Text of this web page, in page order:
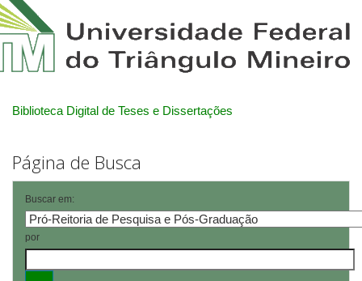
Biblioteca Digital de Teses e Dissertações
Página de Busca
Buscar em:
por